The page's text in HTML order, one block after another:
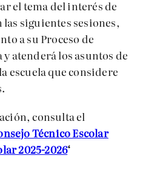
el tema del interés de
siguientes sesiones,
a su Proceso de
atenderá los asuntos de
escuela que considere
consulta el
Técnico Escolar
2025-2026‘